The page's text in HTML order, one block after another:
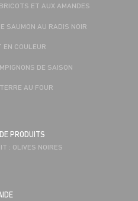
ET AUX AMANDES
SAUMON AU RADIS NOIR
COULEUR
DE SAISON
AU FOUR
PRODUITS
: OLIVES NOIRES